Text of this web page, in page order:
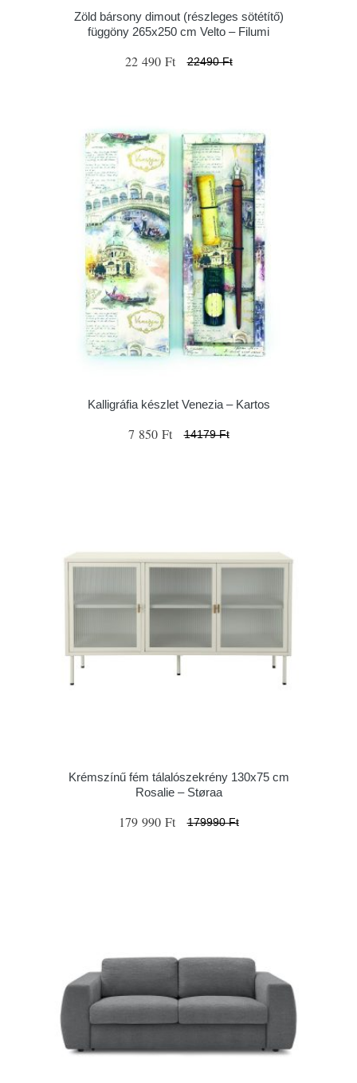
Zöld bársony dimout (részleges sötétítő)
függöny 265x250 cm Velto – Filumi
22 490 Ft 22490 Ft
Kalligráfia készlet Venezia – Kartos
7 850 Ft 14179 Ft
Krémszínű fém tálalószekrény 130x75 cm
Rosalie – Støraa
179 990 Ft 179990 Ft